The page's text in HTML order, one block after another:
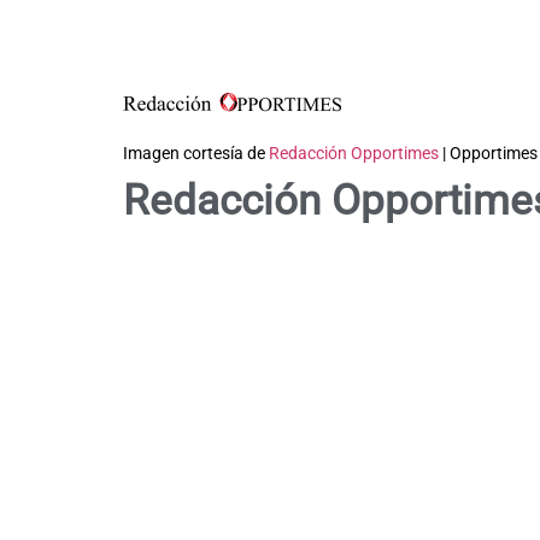
Imagen cortesía de Redacción Opportimes | Opportimes
Redacción